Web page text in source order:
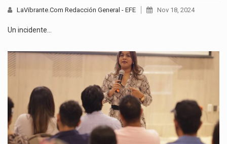
LaVibrante.Com Redacción General - EFE Nov 18, 2024
Un incidente…